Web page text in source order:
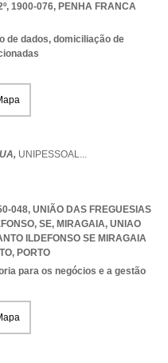
1900-076, PENHA FRANCA
de dados, domiciliação de
UNIPESSOAL...
048, UNIÃO DAS FREGUESIAS
SE, MIRAGAIA, UNIAO
ILDEFONSO SE MIRAGAIA
, PORTO
para os negócios e a gestão